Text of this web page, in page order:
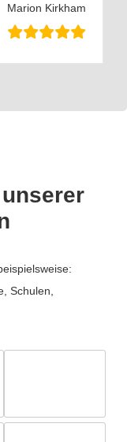
Marion Kirkham
Schulen,